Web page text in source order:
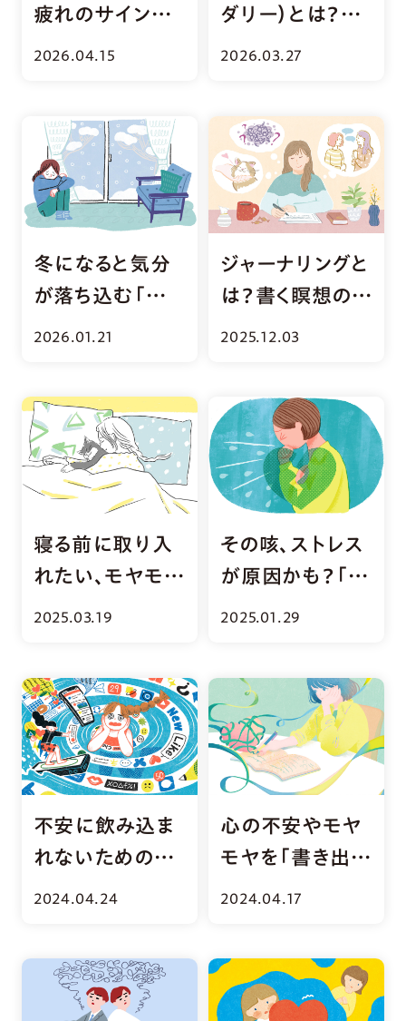
2026.04.15
疲れのサインと
家庭でのケア方
2026.03.27
ダリー）とは？人
間関係を適度に
2026.01.21
冬になると気分
が落ち込む「冬
季うつ」の症状と
2025.12.03
ジャーナリングと
は？書く瞑想の実
践メソッド＆体験
2025.03.19
寝る前に取り入
れたい、モヤモヤ
思考を手放すコ
2025.01.29
その咳、ストレス
が原因かも？「心
因性咳嗽」チェッ
2024.04.24
不安に飲み込ま
れないための
「情報」との向き
2024.04.17
心の不安やモヤ
モヤを「書き出
す」セルフケアの